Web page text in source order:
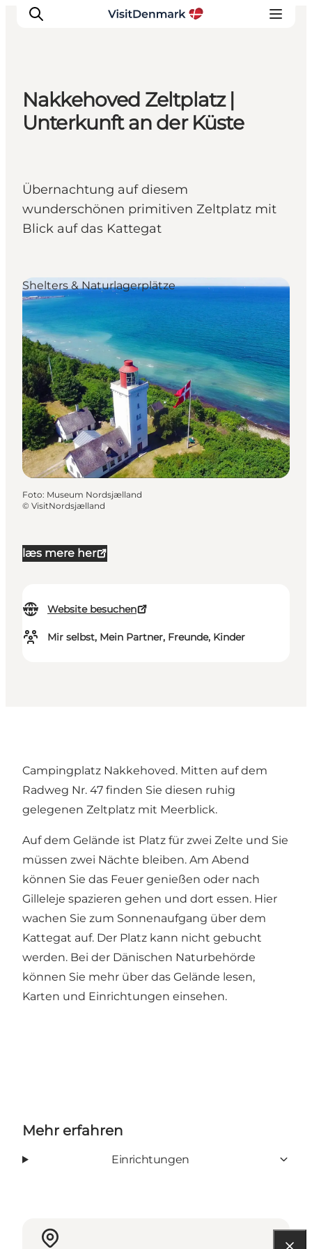
Inspiration
Reiseplanung
Nakkehoved Zeltplatz |
Unterkunft an der Küste
Übernachtung auf diesem
wunderschönen primitiven Zeltplatz mit
Blick auf das Kattegat
læs mere her
Website besuchen
Mir selbst, Mein Partner, Freunde, Kinder
Shelters & Naturlagerplätze
Foto: Museum Nordsjælland
© VisitNordsjælland
Campingplatz Nakkehoved. Mitten auf dem
Radweg Nr. 47 finden Sie diesen ruhig
gelegenen Zeltplatz mit Meerblick.
Auf dem Gelände ist Platz für zwei Zelte und Sie
müssen zwei Nächte bleiben. Am Abend
können Sie das Feuer genießen oder nach
Gilleleje spazieren gehen und dort essen. Hier
wachen Sie zum Sonnenaufgang über dem
Kattegat auf. Der Platz kann nicht gebucht
werden. Bei der Dänischen Naturbehörde
können Sie mehr über das Gelände lesen,
Karten und Einrichtungen einsehen.
Mehr erfahren
Einrichtungen